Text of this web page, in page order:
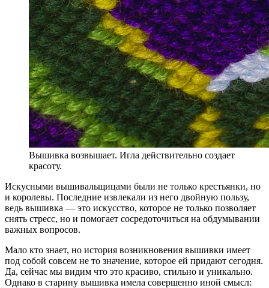
Вышивка возвышает. Игла действительно создает
красоту.
Искусными вышивальщицами были не только крестьянки, но
и королевы. Последние извлекали из него двойную пользу,
ведь вышивка — это искусство, которое не только позволяет
снять стресс, но и помогает сосредоточиться на обдумывании
важных вопросов.
Мало кто знает, но история возникновения вышивки имеет
под собой совсем не то значение, которое ей придают сегодня.
Да, сейчас мы видим что это красиво, стильно и уникально.
Однако в старину вышивка имела совершенно иной смысл: